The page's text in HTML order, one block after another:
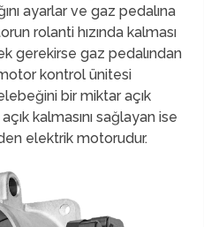
ayarlar ve gaz pedalına
rolanti hızında kalması
gerekirse gaz pedalından
kontrol ünitesi
bir miktar açık
kalmasını sağlayan ise
elektrik motorudur.